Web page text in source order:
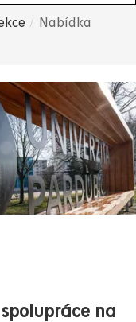
Nabídka
spolupráce na